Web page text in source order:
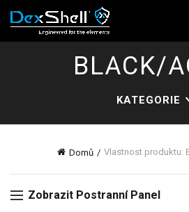
BLACK/
KATEGORIE
Domů Vlastnost produktu:
Zobrazit Postranní Panel